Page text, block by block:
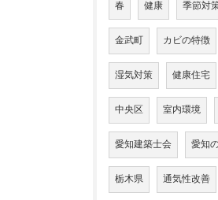
春 健康 季節対
金武町 カビの特徴
湿気対策 健康住宅
中央区 室内環境
愛知建築士会 愛知
栃木県 通気性改善